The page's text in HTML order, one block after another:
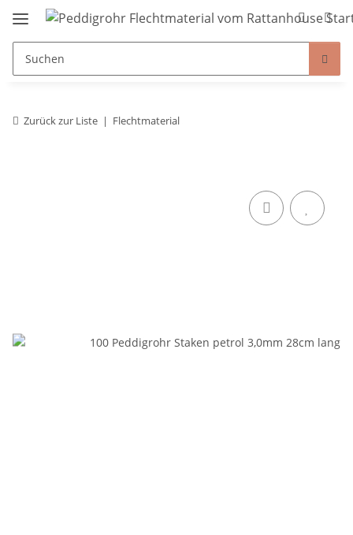
Zurück zur Liste Flechtmaterial